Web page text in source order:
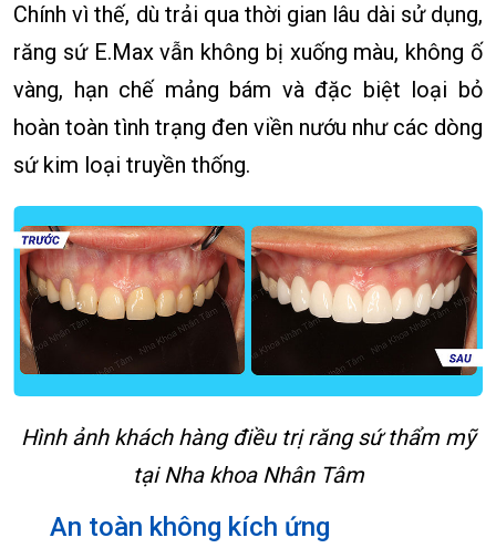
Chính vì thế, dù trải qua thời gian lâu dài sử dụng,
răng sứ E.Max vẫn không bị xuống màu, không ố
vàng, hạn chế mảng bám và đặc biệt loại bỏ
hoàn toàn tình trạng đen viền nướu như các dòng
sứ kim loại truyền thống.
Hình ảnh khách hàng điều trị răng sứ thẩm mỹ
tại Nha khoa Nhân Tâm
An toàn không kích ứng